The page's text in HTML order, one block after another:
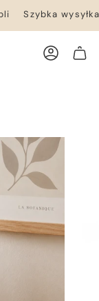
Szybka
KONTO